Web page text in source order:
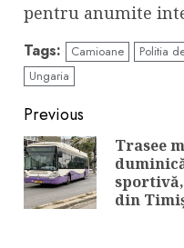
pentru anumite
Tags: Camioane Politia
Ungaria
Continue
Reading
Previous
Trasee
din